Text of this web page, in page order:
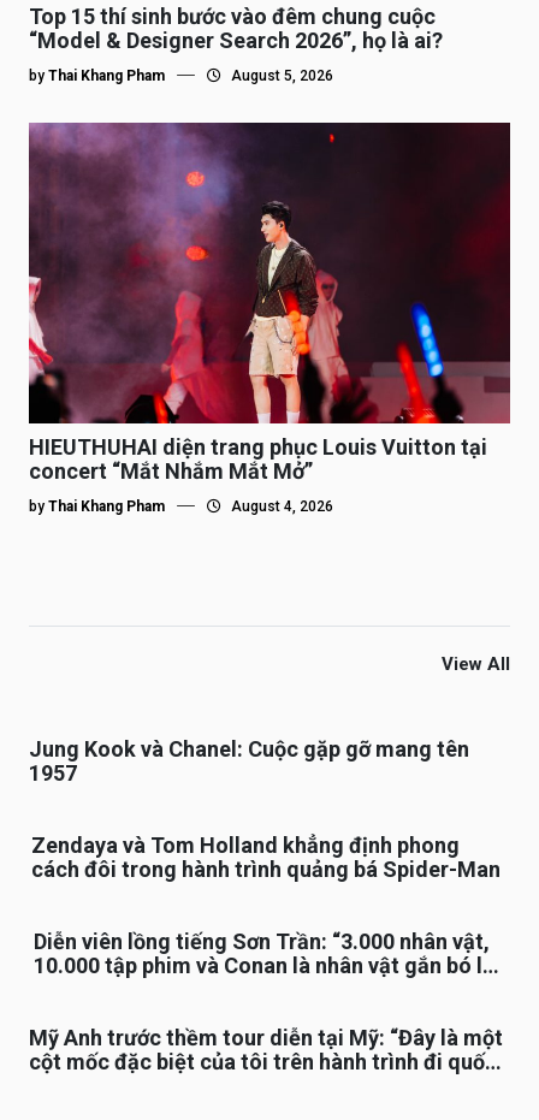
Top 15 thí sinh bước vào đêm chung cuộc
“Model & Designer Search 2026”, họ là ai?
by Thai Khang Pham August 5, 2026
HIEUTHUHAI diện trang phục Louis Vuitton tại
concert “Mắt Nhắm Mắt Mở”
by Thai Khang Pham August 4, 2026
View All
Jung Kook và Chanel: Cuộc gặp gỡ mang tên
1957
Zendaya và Tom Holland khẳng định phong
cách đôi trong hành trình quảng bá Spider-Man
Diễn viên lồng tiếng Sơn Trần: “3.000 nhân vật,
10.000 tập phim và Conan là nhân vật gắn bó lâu
Mỹ Anh trước thềm tour diễn tại Mỹ: “Đây là một
cột mốc đặc biệt của tôi trên hành trình đi quốc